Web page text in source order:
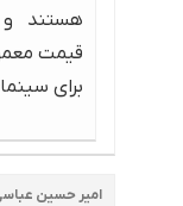
هستند و
برای
امیر حسین